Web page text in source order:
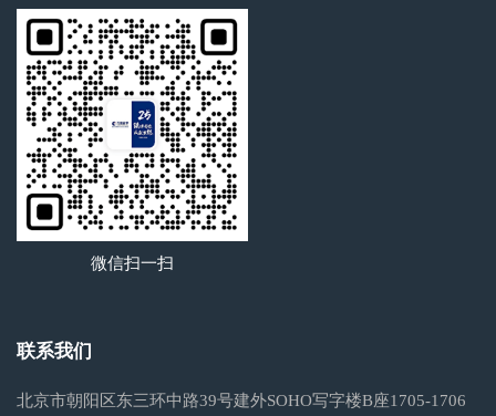
微信扫一扫
联系我们
北京市朝阳区东三环中路39号建外SOHO写字楼B座1705-1706